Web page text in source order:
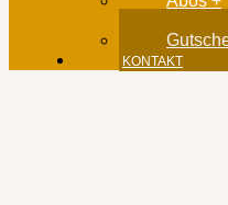
KONTAKT